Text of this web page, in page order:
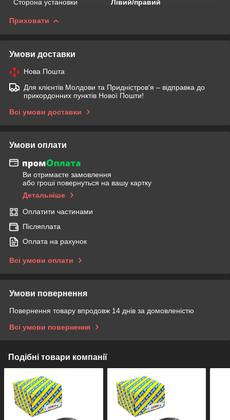
Сторона установки Лівий/правий
Приховати
Умови доставки
Нова Пошта
Для клієнтів Молдови та Придністров'я – відправка до
прикордонних пунктів Нової Пошти!
Всі умови доставки
Умови оплати
Ви отримаєте замовлення
або гроші повернуться на вашу картку
Детальніше
Оплатити частинами
Післяплата
Оплата на рахунок
Всі умови оплати
Умови повернення
Повернення товару впродовж 14 днів за домовленістю
Всі умови повернення
Подібні товари компанії